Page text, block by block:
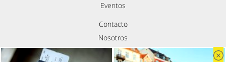
Eventos
Contacto
Nosotros
Política de privacidad